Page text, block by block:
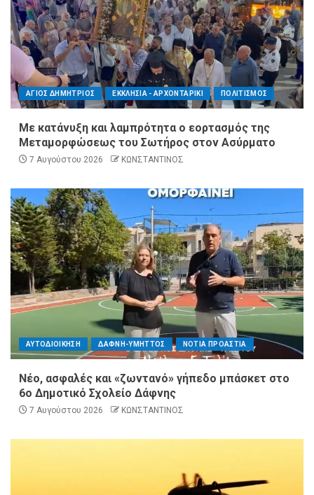
ΑΓΙΟΣ ΔΗΜΗΤΡΙΟΣ ΕΚΚΛΗΣΙΑ - ΑΡΧΟΝΤΑΡΙΚΙ ΠΟΛΙΤΙΣΜΟΣ
Με κατάνυξη και λαμπρότητα ο εορτασμός της
Μεταμορφώσεως του Σωτήρος στον Ασύρματο
7 Αυγούστου 2026 ΚΩΝΣΤΑΝΤΙΝΟΣ
ΑΥΤΟΔΙΟΙΚΗΣΗ ΔΑΦΝΗ-ΥΜΗΤΤΟΣ ΝΟΤΙΑ ΠΡΟΑΣΤΙΑ
Νέο, ασφαλές και «ζωντανό» γήπεδο μπάσκετ στο
6ο Δημοτικό Σχολείο Δάφνης
7 Αυγούστου 2026 ΚΩΝΣΤΑΝΤΙΝΟΣ